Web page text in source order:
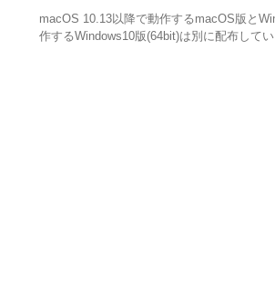
macOS 10.13以降で動作するmacOS版と
作するWindows10版(64bit)は別に配布してい